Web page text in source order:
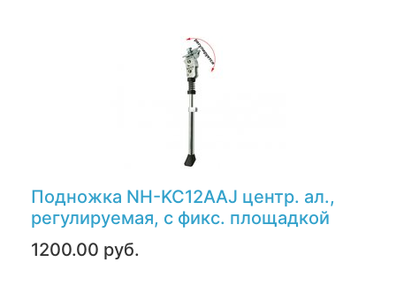
Подножка NH-KC12AAJ центр. ал.,
регулируемая, с фикс. площадкой
1200.00 руб.